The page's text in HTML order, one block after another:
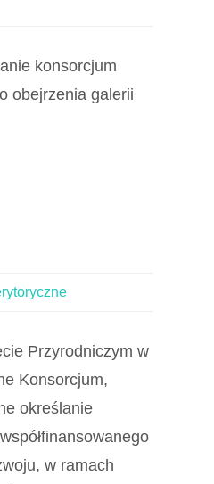
konsorcjum
obejrzenia galerii
Przyrodniczym w
Konsorcjum,
określanie
w ramach